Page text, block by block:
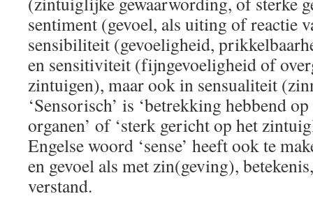
sentiment (gevoel, als uiting of reactie
sensibiliteit (gevoeligheid,
en sensitiviteit (fijngevoeligheid of
zintuigen), maar ook in sensualiteit
‘Sensorisch’ is ‘betrekking hebbend
organen’ of ‘sterk gericht op het
Engelse woord ‘sense’ heeft ook te
en gevoel als met zin(geving),
verstand.